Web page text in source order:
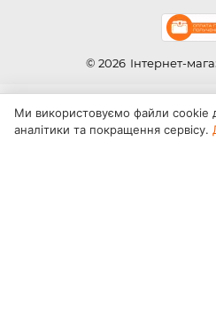
© 2026 Інтернет-
Ми використовуємо файли cookie
аналітики та покращення сервісу.